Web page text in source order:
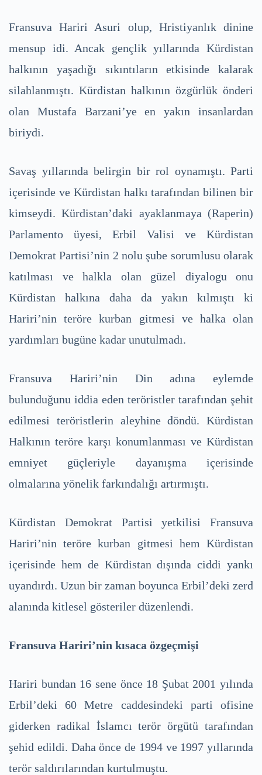
Fransuva Hariri Asuri olup, Hristiyanlık dinine
mensup idi. Ancak gençlik yıllarında Kürdistan
halkının yaşadığı sıkıntıların etkisinde kalarak
silahlanmıştı. Kürdistan halkının özgürlük önderi
olan Mustafa Barzani’ye en yakın insanlardan
biriydi.
Savaş yıllarında belirgin bir rol oynamıştı. Parti
içerisinde ve Kürdistan halkı tarafından bilinen bir
kimseydi. Kürdistan’daki ayaklanmaya (Raperin)
Parlamento üyesi, Erbil Valisi ve Kürdistan
Demokrat Partisi’nin 2 nolu şube sorumlusu olarak
katılması ve halkla olan güzel diyalogu onu
Kürdistan halkına daha da yakın kılmıştı ki
Hariri’nin teröre kurban gitmesi ve halka olan
yardımları bugüne kadar unutulmadı.
Fransuva Hariri’nin Din adına eylemde
bulunduğunu iddia eden teröristler tarafından şehit
edilmesi teröristlerin aleyhine döndü. Kürdistan
Halkının teröre karşı konumlanması ve Kürdistan
emniyet güçleriyle dayanışma içerisinde
olmalarına yönelik farkındalığı artırmıştı.
Kürdistan Demokrat Partisi yetkilisi Fransuva
Hariri’nin teröre kurban gitmesi hem Kürdistan
içerisinde hem de Kürdistan dışında ciddi yankı
uyandırdı. Uzun bir zaman boyunca Erbil’deki zerd
alanında kitlesel gösteriler düzenlendi.
Fransuva Hariri’nin kısaca özgeçmişi
Hariri bundan 16 sene önce 18 Şubat 2001 yılında
Erbil’deki 60 Metre caddesindeki parti ofisine
giderken radikal İslamcı terör örgütü tarafından
şehid edildi. Daha önce de 1994 ve 1997 yıllarında
terör saldırılarından kurtulmuştu.